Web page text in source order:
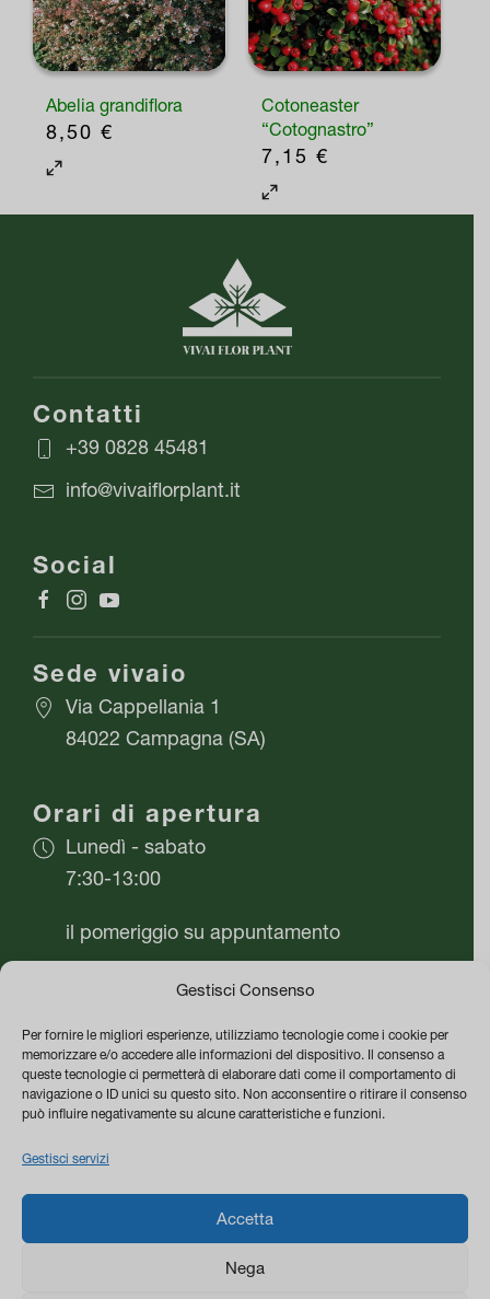
Gestisci Consenso
Per fornire le migliori esperienze, utilizziamo tecnologie come i cookie per
memorizzare e/o accedere alle informazioni del dispositivo. Il consenso a
queste tecnologie ci permetterà di elaborare dati come il comportamento di
navigazione o ID unici su questo sito. Non acconsentire o ritirare il consenso
può influire negativamente su alcune caratteristiche e funzioni.
Gestisci servizi
Accetta
Nega
Abelia grandiflora
8,50 €
Cotoneaster
“Cotognastro”
7,15 €
Questo
prodotto
più
varianti.
Le
Contatti
+39 0828 45481
info@vivaiflorplant.it
Social
Sede vivaio
Via Cappellania 1
84022 Campagna (SA)
Orari di apertura
Lunedì - sabato
7:30-13:00
il pomeriggio su appuntamento
Azienda
Vivai Flor Plant di Mario Cafaro
P.IVA 05542480651
PEC vivaiflorplant@pec.it
Termini e Condizioni di vendita